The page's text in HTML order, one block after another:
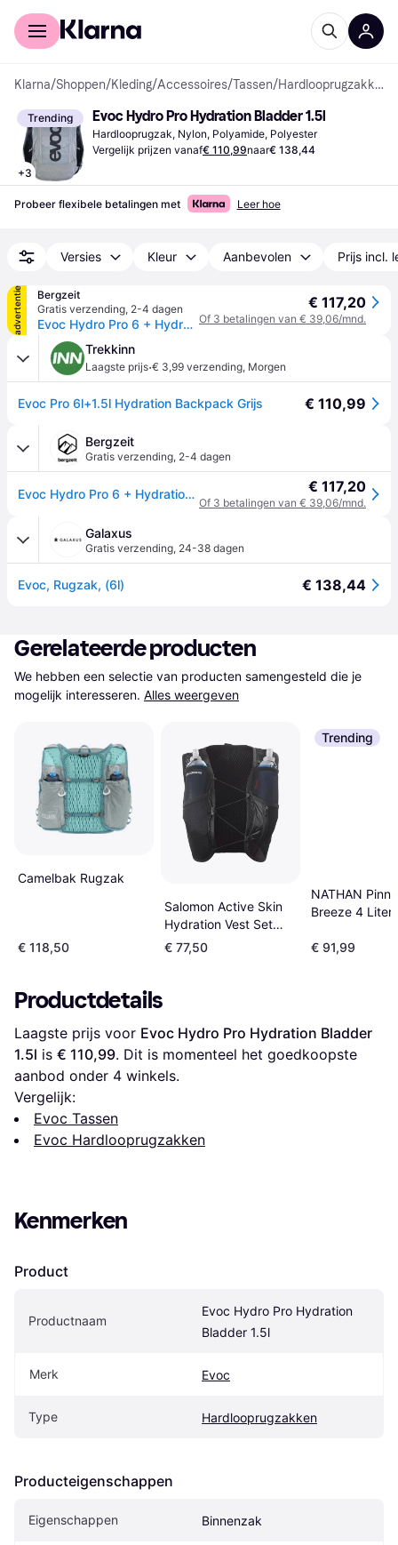
Voor shoppers
Klarna/Shoppen/Kleding/Accessoires/Tassen/ Hardlooprugzakken
Trending
+3
Evoc Hydro Pro Hydration Bladder 1.5l
Hardlooprugzak, Nylon, Polyamide, Polyester
Vergelijk prijzen vanaf€ 110,99naar€ 138,44
Probeer flexibele betalingen met Leer hoe
Versies Kleur Aanbevolen Prijs incl.
advertentie
Bergzeit
Gratis verzending, 2-4 dagen
Evoc Hydro Pro 6 + Hydration Bladder 1.5 Rugzak - Grijs
€ 117,20
Of 3 betalingen van € 39,06/mnd.
Trekkinn
Laagste prijs·€ 3,99 verzending, Morgen
Evoc Pro 6l+1.5l Hydration Backpack Grijs € 110,99
Bergzeit
Gratis verzending, 2-4 dagen
Evoc Hydro Pro 6 + Hydration Bladder 1.5 Rugzak - Grijs € 117,20
Of 3 betalingen van € 39,06/mnd.
Galaxus
Gratis verzending, 24-38 dagen
Evoc, Rugzak, (6l) € 138,44
Gerelateerde producten
We hebben een selectie van producten samengesteld die je
mogelijk interesseren. Alles weergeven
Camelbak Rugzak
€ 118,50
Salomon Active Skin
Hydration Vest Set
Woman - Zwart
€ 77,50
Trending
NATHAN
Breeze 4 Liter
€ 91,99
Productdetails
Laagste prijs voor Evoc Hydro Pro Hydration Bladder
1.5l is € 110,99. Dit is momenteel het goedkoopste
aanbod onder 4 winkels.
Vergelijk:
Evoc Tassen
Evoc Hardlooprugzakken
Kenmerken
Product
Productnaam
Evoc Hydro Pro Hydration
Bladder 1.5l
Merk Evoc
Type Hardlooprugzakken
Producteigenschappen
Eigenschappen Binnenzak